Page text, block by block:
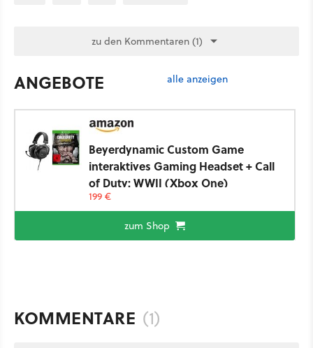
zu den Kommentaren (1)
ANGEBOTE alle anzeigen
Beyerdynamic Custom Game
interaktives Gaming Headset + Call
of Duty: WWII (Xbox One)
199 €
zum Shop
KOMMENTARE (1)